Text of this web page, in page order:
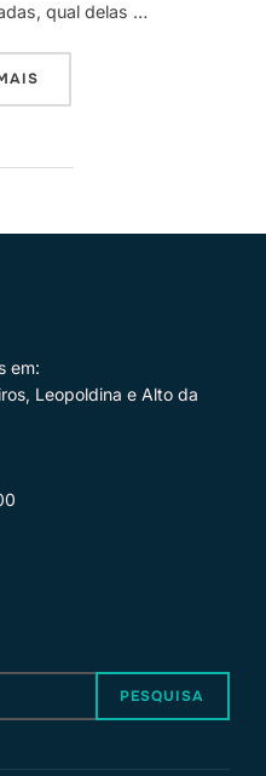
qual delas …
“CORAL OU SUVINIL: QUAL
em:
Leopoldina e Alto da
PESQUISA